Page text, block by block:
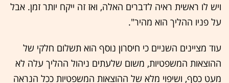
ויש לו ראשית ראיה לדברים האלה, ואז זה ייקח יותר זמן. אבל
על פניו ההליך הוא מהיר".
עוד מציינים השניים כי חיסרון נוסף הוא תשלום חלקי של
ההוצאות המשפטיות, משום שלעתים ניהול ההליך עלה לא
מעט כסף, ושיפוי מלא של ההוצאות המשפטיות ככל הנראה